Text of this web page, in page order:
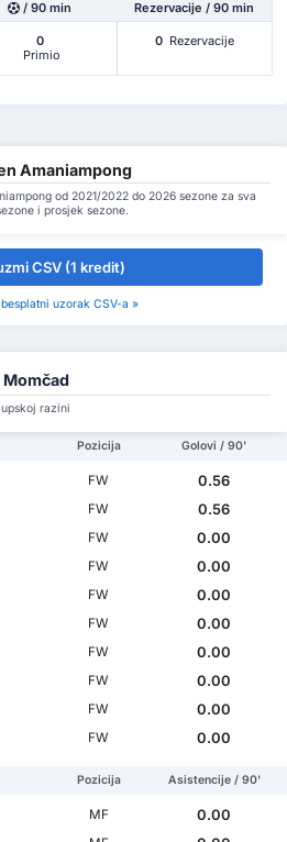
/ 90 min Rezervacije / 90 min
0
Primio
0 Rezervacije
Amaniampong
od 2021/2022 do 2026 sezone za sva
i prosjek sezone.
CSV (1 kredit)
uzorak CSV-a »
razini
Pozicija Golovi / 90'
FW
0.56
FW
0.56
FW
0.00
FW
0.00
FW
0.00
FW
0.00
FW
0.00
FW
0.00
FW
0.00
FW 0.00
Pozicija Asistencije / 90'
MF
0.00